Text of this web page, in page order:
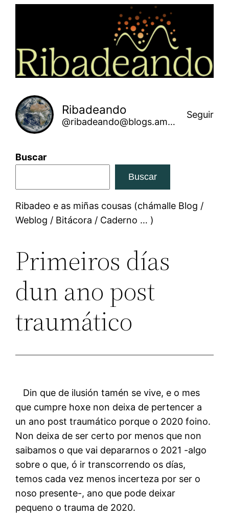
Ribadeando
@ribadeando@blogs.amarinha.gal
Seguir
Buscar
Buscar
Ribadeo e as miñas cousas (chámalle Blog /
Weblog / Bitácora / Caderno … )
Primeiros días
dun ano post
traumático
Din que de ilusión tamén se vive, e o mes
que cumpre hoxe non deixa de pertencer a
un ano post traumático porque o 2020 foino.
Non deixa de ser certo por menos que non
saibamos o que vai depararnos o 2021 -algo
sobre o que, ó ir transcorrendo os días,
temos cada vez menos incerteza por ser o
noso presente-, ano que pode deixar
pequeno o trauma de 2020.